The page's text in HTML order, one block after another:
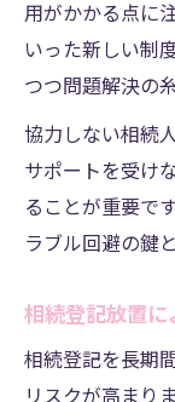
用がかかる点に
いった新しい制
つつ問題解決の
協力しない相続
サポートを受け
ることが重要で
ラブル回避の鍵
相続登記放置に
相続登記を長期
リスクが高まり